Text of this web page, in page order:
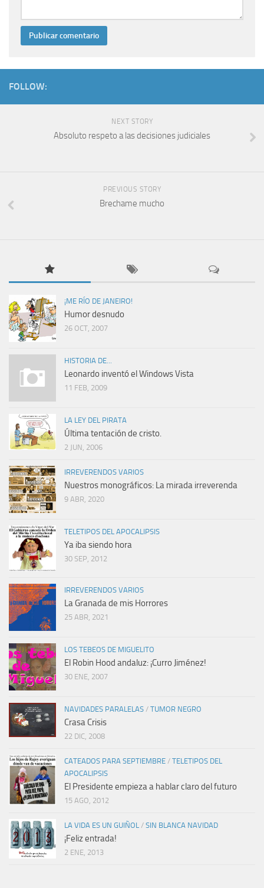
FOLLOW:
NEXT STORY
Absoluto respeto a las decisiones judiciales
PREVIOUS STORY
Brechame mucho
¡ME RÍO DE JANEIRO!
Humor desnudo
26 OCT, 2007
HISTORIA DE...
Leonardo inventó el Windows Vista
11 FEB, 2009
LA LEY DEL PIRATA
Última tentación de cristo.
2 JUN, 2006
IRREVERENDOS VARIOS
Nuestros monográficos: La mirada irreverenda
9 ABR, 2020
TELETIPOS DEL APOCALIPSIS
Ya iba siendo hora
30 SEP, 2012
IRREVERENDOS VARIOS
La Granada de mis Horrores
25 ABR, 2021
LOS TEBEOS DE MIGUELITO
El Robin Hood andaluz: ¡Curro Jiménez!
30 ENE, 2007
NAVIDADES PARALELAS / TUMOR NEGRO
Crasa Crisis
22 DIC, 2008
CATEADOS PARA SEPTIEMBRE / TELETIPOS DEL
APOCALIPSIS
El Presidente empieza a hablar claro del futuro
15 AGO, 2012
LA VIDA ES UN GUIÑOL / SIN BLANCA NAVIDAD
¡Feliz entrada!
2 ENE, 2013